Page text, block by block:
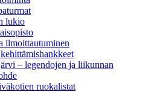
lukio
ilmoittautuminen
– legendojen ja liikunnan
ruokalistat